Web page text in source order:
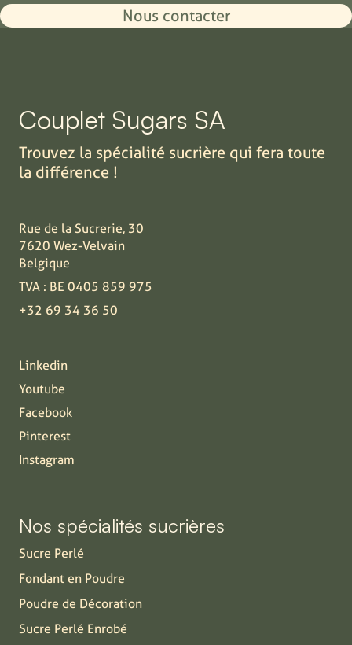
Nous contacter
Couplet Sugars SA
Trouvez la spécialité sucrière qui fera toute
la différence !
Rue de la Sucrerie, 30
7620 Wez-Velvain
Belgique
TVA : BE 0405 859 975
+32 69 34 36 50
Linkedin
Youtube
Facebook
Pinterest
Instagram
Nos spécialités sucrières
Sucre Perlé
Fondant en Poudre
Poudre de Décoration
Sucre Perlé Enrobé